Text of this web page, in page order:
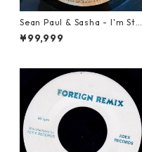
Sean Paul & Sasha - I'm Still
In Love With You Boy【7-218
78】
¥99,999